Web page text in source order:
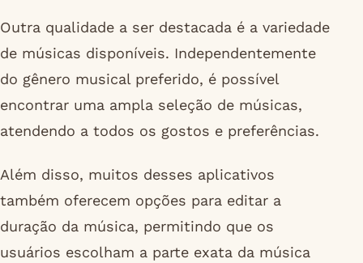
Outra qualidade a ser destacada é a variedade
de músicas disponíveis. Independentemente
do gênero musical preferido, é possível
encontrar uma ampla seleção de músicas,
atendendo a todos os gostos e preferências.
Além disso, muitos desses aplicativos
também oferecem opções para editar a
duração da música, permitindo que os
usuários escolham a parte exata da música